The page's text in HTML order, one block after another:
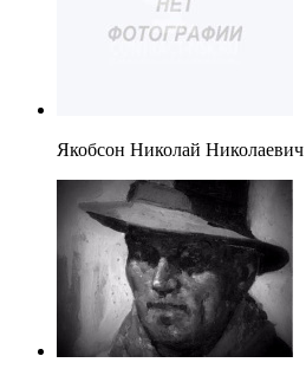
Якобсон Николай Николаевич